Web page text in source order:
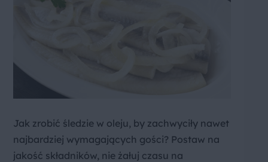
Jak zrobić śledzie w oleju, by zachwyciły nawet
najbardziej wymagających gości? Postaw na
jakość składników, nie żałuj czasu na